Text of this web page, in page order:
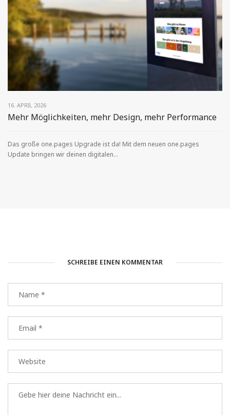
16. APRIL 2026
Mehr Möglichkeiten, mehr Design, mehr Performance
Das große one.pages Upgrade ist da! Mit dem neuen one.pages
Update bringen wir deinen digitalen...
SCHREIBE EINEN KOMMENTAR